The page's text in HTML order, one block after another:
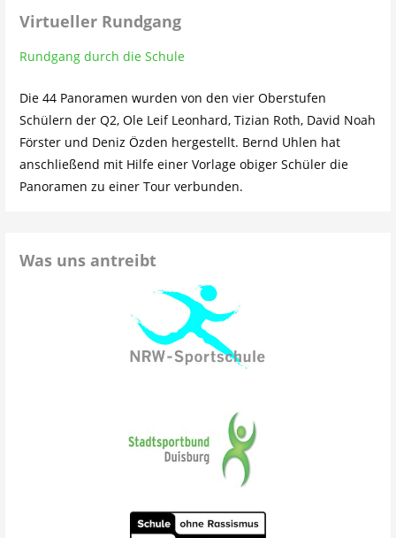
Virtueller Rundgang
Rundgang durch die Schule
Die 44 Panoramen wurden von den vier Oberstufen
Schülern der Q2, Ole Leif Leonhard, Tizian Roth, David Noah
Förster und Deniz Özden hergestellt. Bernd Uhlen hat
anschließend mit Hilfe einer Vorlage obiger Schüler die
Panoramen zu einer Tour verbunden.
Was uns antreibt